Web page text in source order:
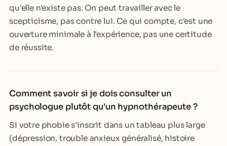
qu'elle n'existe pas. On peut travailler avec le
scepticisme, pas contre lui. Ce qui compte, c'est une
ouverture minimale à l'expérience, pas une certitude
de réussite.
Comment savoir si je dois consulter un
psychologue plutôt qu'un hypnothérapeute ?
Si votre phobie s'inscrit dans un tableau plus large
(dépression, trouble anxieux généralisé, histoire